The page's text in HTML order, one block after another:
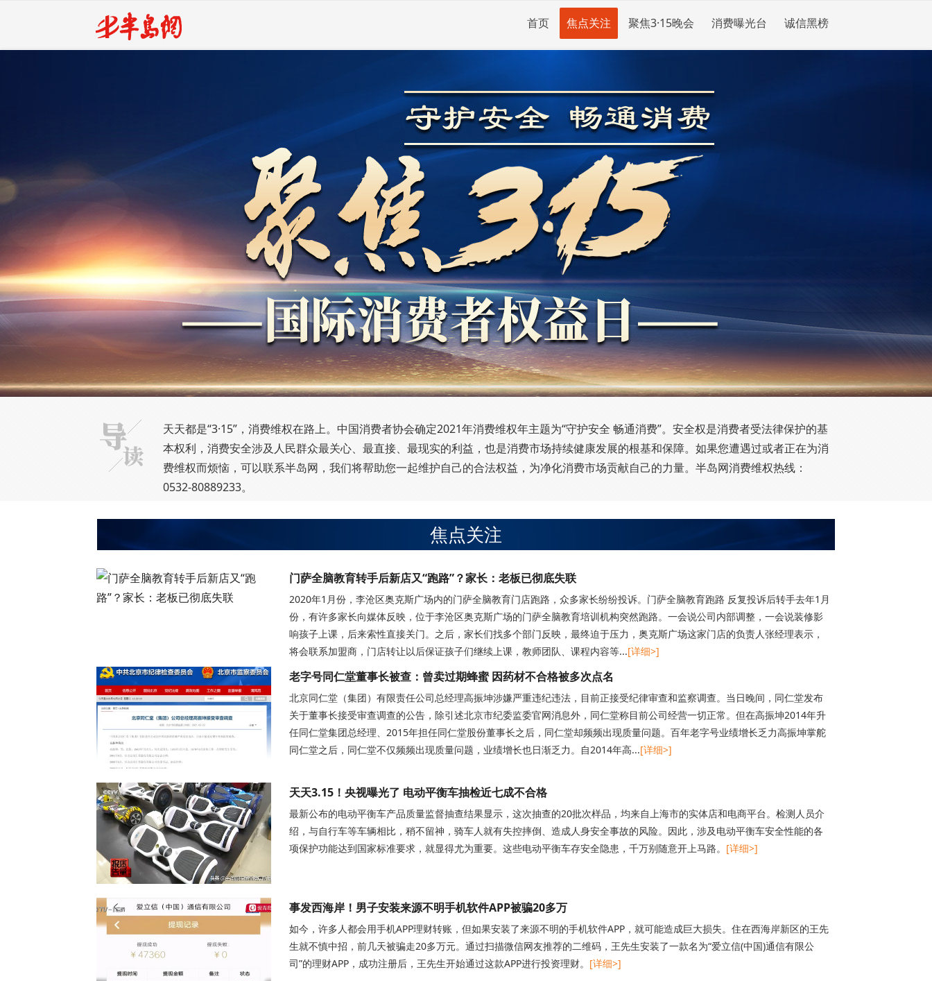
首页 焦点关注 聚焦3·15晚会 消费曝光台 诚信黑榜
天天都是“3·15”，消费维权在路上。中国消费者协会确定2021年消费维权年主题为“守护安全 畅通消费”。安全权是消费者受法律保护的基
本权利，消费安全涉及人民群众最关心、最直接、最现实的利益，也是消费市场持续健康发展的根基和保障。如果您遭遇过或者正在为消
费维权而烦恼，可以联系半岛网，我们将帮助您一起维护自己的合法权益，为净化消费市场贡献自己的力量。半岛网消费维权热线：
0532-80889233。
焦点关注
门萨全脑教育转手后新店又“跑路”？家长：老板已彻底失联
2020年1月份，李沧区奥克斯广场内的门萨全脑教育门店跑路，众多家长纷纷投诉。门萨全脑教育跑路 反复投诉后转手去年1月
份，有许多家长向媒体反映，位于李沧区奥克斯广场的门萨全脑教育培训机构突然跑路。一会说公司内部调整，一会说装修影
响孩子上课，后来索性直接关门。之后，家长们找多个部门反映，最终迫于压力，奥克斯广场这家门店的负责人张经理表示，
将会联系加盟商，门店转让以后保证孩子们继续上课，教师团队、课程内容等...[详细>]
老字号同仁堂董事长被查：曾卖过期蜂蜜 因药材不合格被多次点名
北京同仁堂（集团）有限责任公司总经理高振坤涉嫌严重违纪违法，目前正接受纪律审查和监察调查。当日晚间，同仁堂发布
关于董事长接受审查调查的公告，除引述北京市纪委监委官网消息外，同仁堂称目前公司经营一切正常。但在高振坤2014年升
任同仁堂集团总经理、2015年担任同仁堂股份董事长之后，同仁堂却频频出现质量问题。百年老字号业绩增长乏力高振坤掌舵
同仁堂之后，同仁堂不仅频频出现质量问题，业绩增长也日渐乏力。自2014年高...[详细>]
天天3.15！央视曝光了 电动平衡车抽检近七成不合格
最新公布的电动平衡车产品质量监督抽查结果显示，这次抽查的20批次样品，均来自上海市的实体店和电商平台。检测人员介
绍，与自行车等车辆相比，稍不留神，骑车人就有失控摔倒、造成人身安全事故的风险。因此，涉及电动平衡车安全性能的各
项保护功能达到国家标准要求，就显得尤为重要。这些电动平衡车存安全隐患，千万别随意开上马路。 [详细>]
事发西海岸！男子安装来源不明手机软件APP被骗20多万
如今，许多人都会用手机APP理财转账，但如果安装了来源不明的手机软件APP，就可能造成巨大损失。住在西海岸新区的王先
生就不慎中招，前几天被骗走20多万元。通过扫描微信网友推荐的二维码，王先生安装了一款名为“爱立信(中国)通信有限公
司”的理财APP，成功注册后，王先生开始通过这款APP进行投资理财。 [详细>]